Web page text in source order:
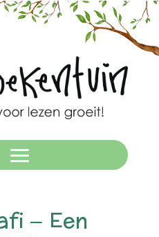
– Een